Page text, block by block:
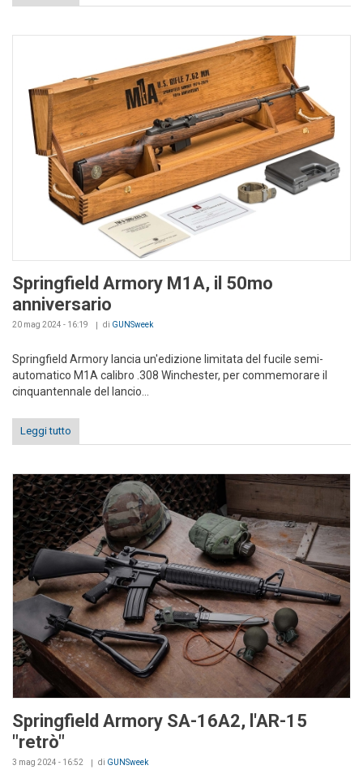
Springfield Armory M1A, il 50mo
anniversario
20 mag 2024 - 16:19 di GUNSweek
Springfield Armory lancia un'edizione limitata del fucile semi-
automatico M1A calibro .308 Winchester, per commemorare il
cinquantennale del lancio...
Leggi tutto
Springfield Armory SA-16A2, l'AR-15
"retrò"
3 mag 2024 - 16:52 di GUNSweek